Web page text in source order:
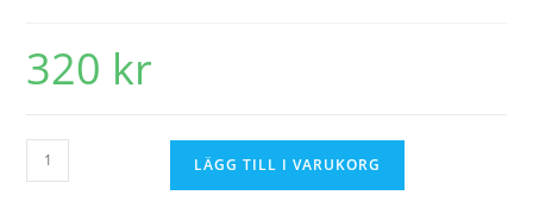
320 kr
LÄGG TILL I VARUKORG